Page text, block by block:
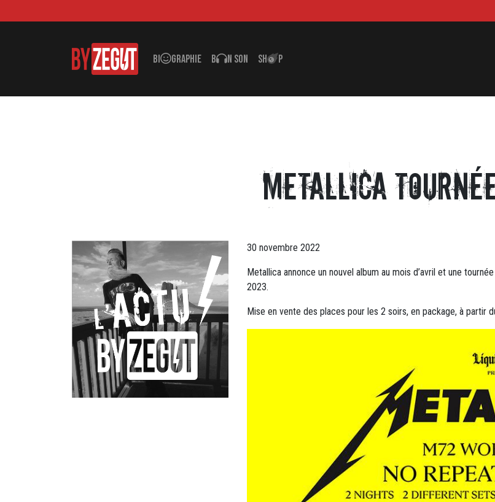
BI GRAPHIE B N SON SH P
Metallica
30 novembre 2022
Metallica annonce un nouvel album au mois d’avril et une
2023.
Mise en vente des places pour les 2 soirs, en package, à